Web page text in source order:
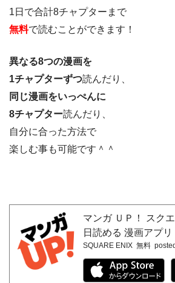
1日で合計8チャプターまで
無料で読むことができます！
異なる8つの漫画を
1チャプターずつ読んだり、
同じ漫画をいっぺんに
8チャプター読んだり、
自分に合った方法で
楽しむ事も可能です＾＾
マンガ ＵＰ！ スク
日読める 漫画アプ
ックが無料
SQUARE ENIX 無料